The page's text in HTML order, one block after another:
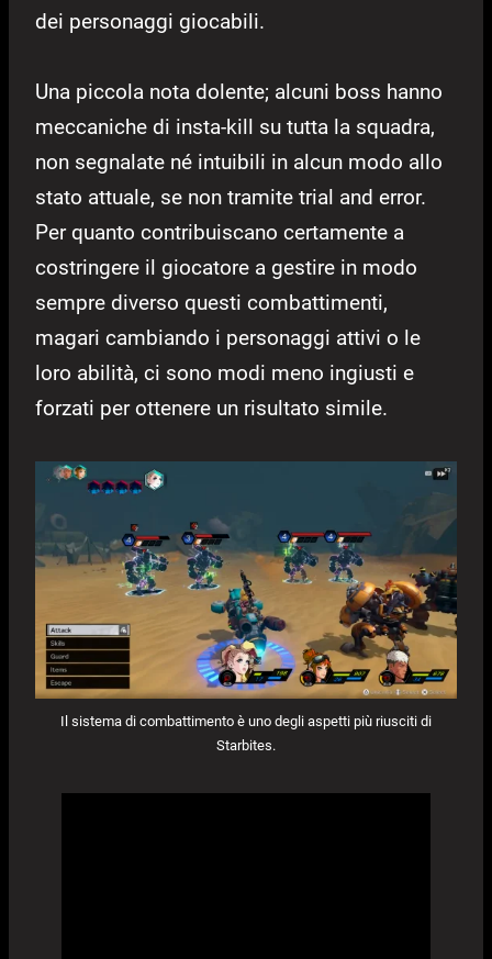
dei personaggi giocabili.
Una piccola nota dolente; alcuni boss hanno
meccaniche di insta-kill su tutta la squadra,
non segnalate né intuibili in alcun modo allo
stato attuale, se non tramite trial and error.
Per quanto contribuiscano certamente a
costringere il giocatore a gestire in modo
sempre diverso questi combattimenti,
magari cambiando i personaggi attivi o le
loro abilità, ci sono modi meno ingiusti e
forzati per ottenere un risultato simile.
Il sistema di combattimento è uno degli aspetti più riusciti di
Starbites.